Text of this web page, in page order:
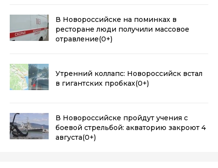
В Новороссийске на поминках в
ресторане люди получили массовое
отравление(0+)
Утренний коллапс: Новороссийск встал
в гигантских пробках(0+)
В Новороссийске пройдут учения с
боевой стрельбой: акваторию закроют 4
августа(0+)